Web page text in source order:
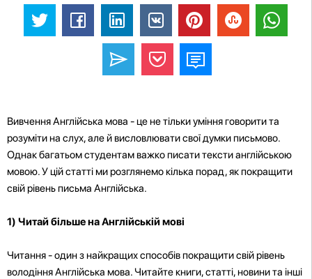
Вивчення Англійська мова - це не тільки уміння говорити та
розуміти на слух, але й висловлювати свої думки письмово.
Однак багатьом студентам важко писати тексти англійською
мовою. У цій статті ми розглянемо кілька порад, як покращити
свій рівень письма Англійська.
1) Читай більше на Англійській мові
Читання - один з найкращих способів покращити свій рівень
володіння Англійська мова. Читайте книги, статті, новини та інші